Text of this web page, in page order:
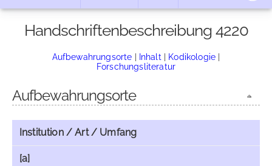
Handschriftenbeschreibung 4220
Aufbewahrungsorte | Inhalt | Kodikologie |
Forschungsliteratur
Aufbewahrungsorte
Institution / Art / Umfang
[a]